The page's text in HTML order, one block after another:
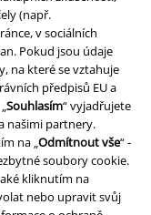
(např.
v sociálních
Pokud jsou údaje
na které se vztahuje
předpisů EU a
Souhlasím“ vyjadřujete
našimi partnery.
na „Odmítnout vše“ -
soubory cookie.
kliknutím na
nebo upravit svůj